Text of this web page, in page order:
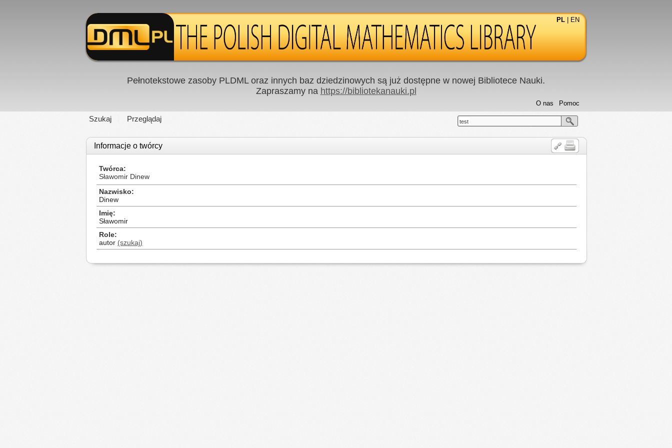
PL EN
Pełnotekstowe zasoby PLDML oraz innych baz dziedzinowych są już dostępne w nowej Bibliotece Nauki.
Zapraszamy na https://bibliotekanauki.pl
Szukaj Przeglądaj
Pomoc
O nas
test
Informacje o twórcy
Twórca
Sławomir Dinew
Nazwisko
Dinew
Imię
Sławomir
Role
autor (szukaj)